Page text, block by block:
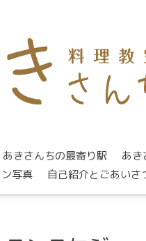
あきさんちの最寄り駅 あき
写真 自己紹介とごあいさ